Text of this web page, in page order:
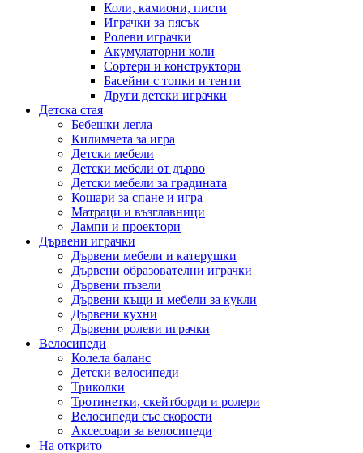
Коли, камиони, писти
Играчки за пясък
Ролеви играчки
Акумулаторни коли
Сортери и конструктори
Басейни с топки и тенти
Други детски играчки
Детска стая
Бебешки легла
Килимчета за игра
Детски мебели
Детски мебели от дърво
Детски мебели за градината
Кошари за спане и игра
Матраци и възглавници
Лампи и проектори
Дървени играчки
Дървени мебели и катерушки
Дървени образователни играчки
Дървени пъзели
Дървени къщи и мебели за кукли
Дървени кухни
Дървени ролеви играчки
Велосипеди
Колела баланс
Детски велосипеди
Триколки
Тротинетки, скейтборди и ролери
Велосипеди със скорости
Аксесоари за велосипеди
На открито